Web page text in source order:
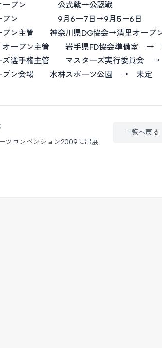
ープン 公式戦→公認戦
ープン 9月6ー7日→9月5ー6日
プン主管 神奈川県DG協会→清里オープ
オープン主管 岩手県FD協会準備室 →
ズ選手権主管 マスターズ実行委員会 →
プン会場 水林スポーツ公園 → 未定
ツコンベンション2009に出展
一覧へ戻る